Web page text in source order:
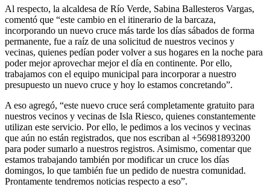
Al respecto, la alcaldesa de Río Verde, Sabina Ballesteros Vargas,
comentó que “este cambio en el itinerario de la barcaza,
incorporando un nuevo cruce más tarde los días sábados de forma
permanente, fue a raíz de una solicitud de nuestros vecinos y
vecinas, quienes pedían poder volver a sus hogares en la noche para
poder mejor aprovechar mejor el día en continente. Por ello,
trabajamos con el equipo municipal para incorporar a nuestro
presupuesto un nuevo cruce y hoy lo estamos concretando”.
A eso agregó, “este nuevo cruce será completamente gratuito para
nuestros vecinos y vecinas de Isla Riesco, quienes constantemente
utilizan este servicio. Por ello, le pedimos a los vecinos y vecinas
que aún no están registrados, que nos escriban al +56981893200
para poder sumarlo a nuestros registros. Asimismo, comentar que
estamos trabajando también por modificar un cruce los días
domingos, lo que también fue un pedido de nuestra comunidad.
Prontamente tendremos noticias respecto a eso”.